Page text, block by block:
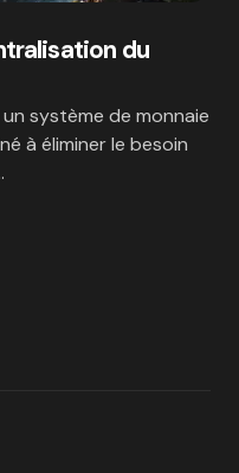
du
système de monnaie
à éliminer le besoin